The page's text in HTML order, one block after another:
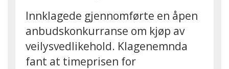
Innklagede gjennomførte en åpen
anbudskonkurranse om kjøp av
veilysvedlikehold. Klagenemnda
fant at timeprisen for